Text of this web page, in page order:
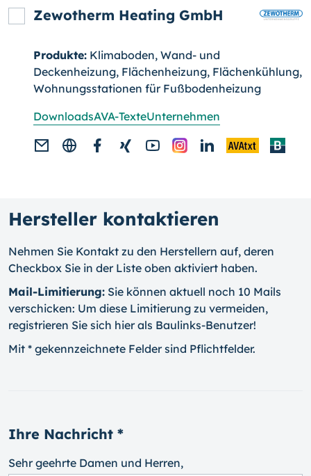
Zewotherm Heating GmbH
Produkte: Klimaboden, Wand- und
Deckenheizung, Flächenheizung, Flächenkühlung,
Wohnungsstationen für Fußbodenheizung
DownloadsAVA-TexteUnternehmen
Hersteller kontaktieren
Nehmen Sie Kontakt zu den Herstellern auf, deren
Checkbox Sie in der Liste oben aktiviert haben.
Mail-Limitierung: Sie können aktuell noch 10 Mails
verschicken: Um diese Limitierung zu vermeiden,
registrieren Sie sich hier als Baulinks-Benutzer!
Mit * gekennzeichnete Felder sind Pflichtfelder.
Ihre Nachricht *
Sehr geehrte Damen und Herren,